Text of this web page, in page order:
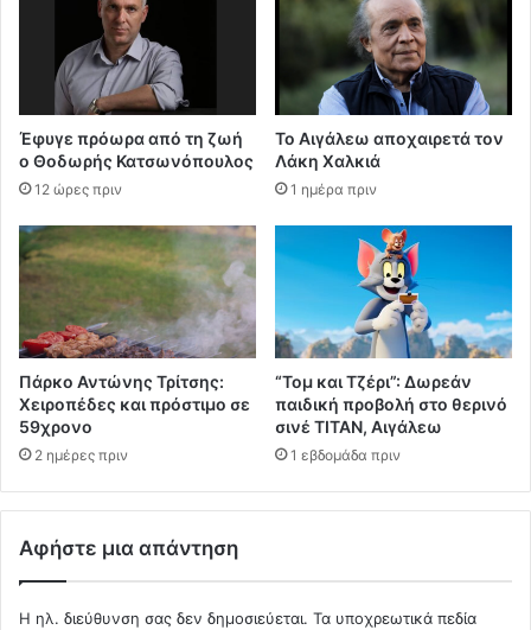
Έφυγε πρόωρα από τη ζωή
ο Θοδωρής Κατσωνόπουλος
12 ώρες πριν
Το Αιγάλεω αποχαιρετά τον
Λάκη Χαλκιά
1 ημέρα πριν
Πάρκο Αντώνης Τρίτσης:
Χειροπέδες και πρόστιμο σε
59χρονο
2 ημέρες πριν
“Τομ και Τζέρι”: Δωρεάν
παιδική προβολή στο θερινό
σινέ ΤΙΤΑΝ, Αιγάλεω
1 εβδομάδα πριν
Αφήστε μια απάντηση
Η ηλ. διεύθυνση σας δεν δημοσιεύεται. Τα υποχρεωτικά πεδία